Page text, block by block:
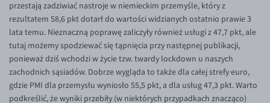
ILS/PLN
JPY/PLN
NZD/PLN
RON/PLN
SGD/PLN
Banki i przelewy
Przelewy zagraniczne
Słowniczek
przestają zadziwiać nastroje w niemieckim przemyśle, który z
rezultatem 58,6 pkt dotarł do wartości widzianych ostatnio prawie 3
lata temu. Nieznaczną poprawę zaliczyły również usługi z 47,7 pkt, ale
tutaj możemy spodziewać się tąpnięcia przy następnej publikacji,
ponieważ dziś wchodzi w życie tzw. twardy lockdown u naszych
zachodnich sąsiadów. Dobrze wygląda to także dla całej strefy euro,
gdzie PMI dla przemysłu wyniosło 55,5 pkt, a dla usług 47,3 pkt. Warto
podkreślić, że wyniki przebiły (w niektórych przypadkach znacząco)